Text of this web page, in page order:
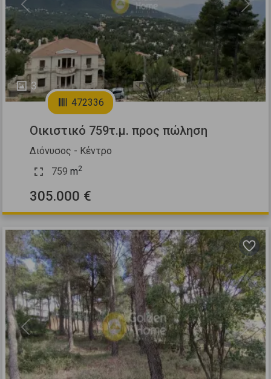
3
Previous Next
472336
Οικιστικό 759τ.μ. προς πώληση
Διόνυσος - Κέντρο
759 m2
305.000 €
Previous Next